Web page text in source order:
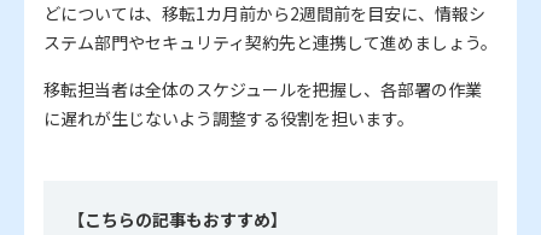
どについては、移転1カ月前から2週間前を目安に、情報シ
ステム部門やセキュリティ契約先と連携して進めましょう。
移転担当者は全体のスケジュールを把握し、各部署の作業
に遅れが生じないよう調整する役割を担います。
【こちらの記事もおすすめ】